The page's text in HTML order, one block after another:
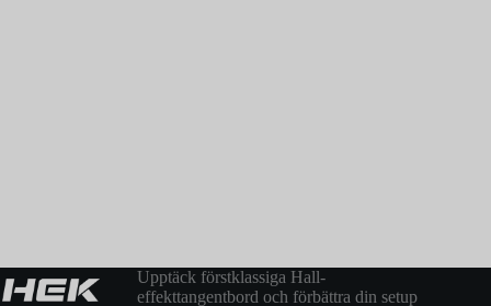
Upptäck förstklassiga Hall-
effekttangentbord och förbättra din setup